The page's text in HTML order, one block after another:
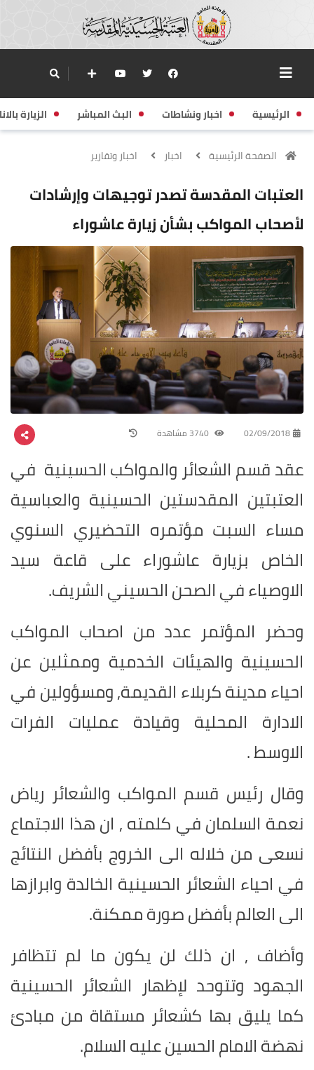
الرئيسية اخبار ونشاطات البث المباشر الزيارة
الصفحة الرئيسية اخبار اخبار وتقارير
العتبات المقدسة تصدر توجيهات وإرشادات
لأصحاب المواكب بشأن زيارة عاشوراء
02/09/2018
عقد قسم الشعائر والمواكب الحسينية في
العتبتين المقدستين الحسينية والعباسية
مساء السبت مؤتمره التحضيري السنوي
الخاص بزيارة عاشوراء على قاعة سيد
الاوصياء في الصحن الحسيني الشريف.
وحضر المؤتمر عدد من اصحاب المواكب
الحسينية والهيئات الخدمية وممثلين عن
احياء مدينة كربلاء القديمة, ومسؤولين في
الادارة المحلية وقيادة عمليات الفرات
الاوسط .
وقال رئيس قسم المواكب والشعائر رياض
نعمة السلمان في كلمته , ان هذا الاجتماع
نسعى من خلاله الى الخروج بأفضل النتائج
في احياء الشعائر الحسينية الخالدة وابرازها
الى العالم بأفضل صورة ممكنة.
وأضاف , ان ذلك لن يكون ما لم تتظافر
الجهود وتتوحد لإظهار الشعائر الحسينية
كما يليق بها كشعائر مستقاة من مبادئ
نهضة الامام الحسين عليه السلام.